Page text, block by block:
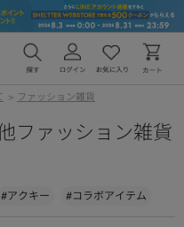
> ファッション雑貨
ファッション雑貨
#アクキー #コラボアイテム